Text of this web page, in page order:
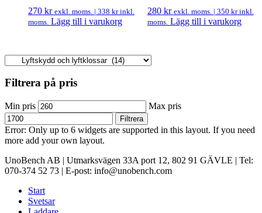
270 kr exkl. moms. | 338 krinkl.
moms. Lägg till i varukorg
280 kr exkl. moms. | 350 krinkl.
moms. Lägg till i varukorg
Filtrera på pris
Min pris Max pris
Filtrera
Error: Only up to 6 widgets are supported in this layout. If you need
more add your own layout.
UnoBench AB | Utmarksvägen 33A port 12, 802 91 GÄVLE | Tel:
070-374 52 73 | E-post: info@unobench.com
Start
Svetsar